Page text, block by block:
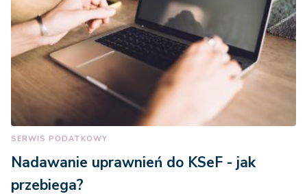
SERWIS PODATKOWY
Nadawanie uprawnień do KSeF - jak
przebiega?